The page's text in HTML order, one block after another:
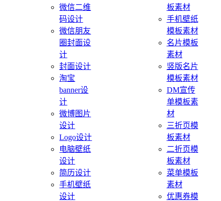
微信二维
码设计
微信朋友
圈封面设
计
封面设计
淘宝
banner设
计
微博图片
设计
Logo设计
电脑壁纸
设计
简历设计
手机壁纸
设计
板素材
手机壁纸
模板素材
名片模板
素材
竖版名片
模板素材
DM宣传
单模板素
材
三折页模
板素材
二折页模
板素材
菜单模板
素材
优惠券模